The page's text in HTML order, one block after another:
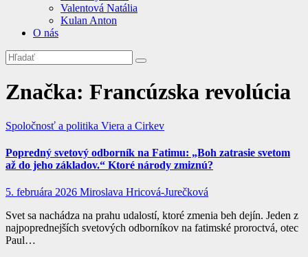
Valentová Natália
Kulan Anton
O nás
Značka: Francúzska revolúcia
Spoločnosť a politika Viera a Cirkev
Popredný svetový odborník na Fatimu: „Boh zatrasie svetom
až do jeho základov.“ Ktoré národy zmiznú?
5. februára 2026 Miroslava Hricová-Jurečková
Svet sa nachádza na prahu udalostí, ktoré zmenia beh dejín. Jeden z
najpoprednejších svetových odborníkov na fatimské proroctvá, otec
Paul…